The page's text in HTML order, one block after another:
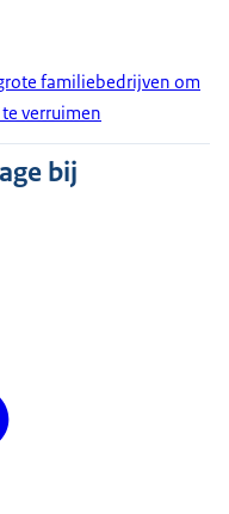
familiebedrijven om
verruimen
bij